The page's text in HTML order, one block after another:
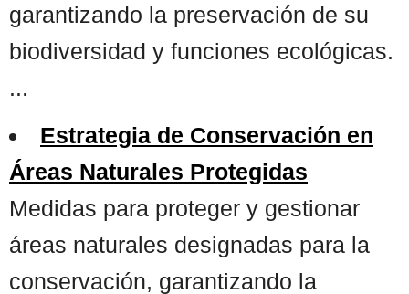
garantizando la preservación de su
biodiversidad y funciones ecológicas.
...
Estrategia de Conservación en
Áreas Naturales Protegidas
Medidas para proteger y gestionar
áreas naturales designadas para la
conservación, garantizando la